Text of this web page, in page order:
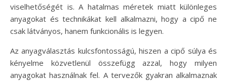
viselhetőségét is. A hatalmas méretek miatt különleges
anyagokat és technikákat kell alkalmazni, hogy a cipő ne
csak látványos, hanem funkcionális is legyen.
Az anyagválasztás kulcsfontosságú, hiszen a cipő súlya és
kényelme közvetlenül összefügg azzal, hogy milyen
anyagokat használnak fel. A tervezők gyakran alkalmaznak